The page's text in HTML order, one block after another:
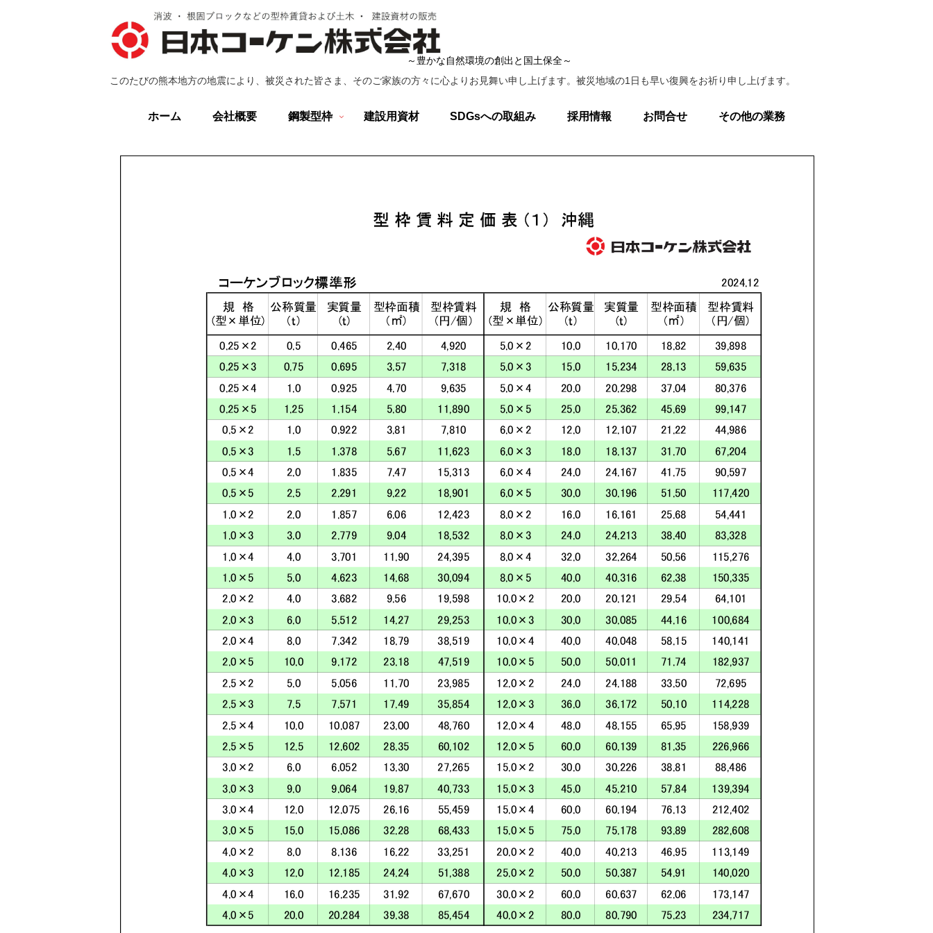
～豊かな自然環境の創出と国土保全～
このたびの熊本地方の地震により、被災された皆さま、そのご家族の方々に心よりお見舞い申し上げます。被災地域の1日も早い復興をお祈り申し上げます。
ホーム 会社概要 鋼製型枠 建設用資材 SDGsへの取組み 採用情報 お問合せ その他の業務